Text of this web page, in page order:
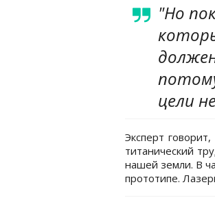
"Но
цели
Эксперт
титанический
нашей земли. В
прототипе.